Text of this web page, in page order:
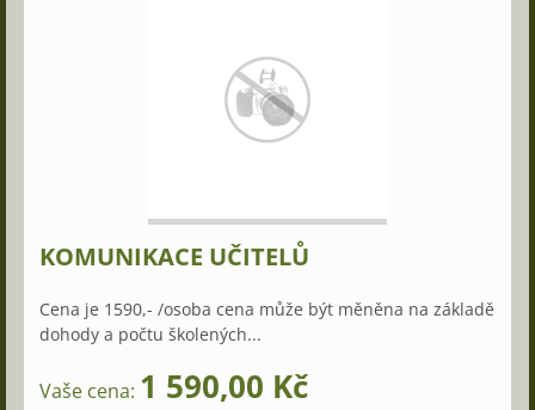
KOMUNIKACE UČITELŮ
Cena je 1590,- /osoba cena může být měněna na základě
dohody a počtu školených...
Vaše cena: 1 590,00 Kč